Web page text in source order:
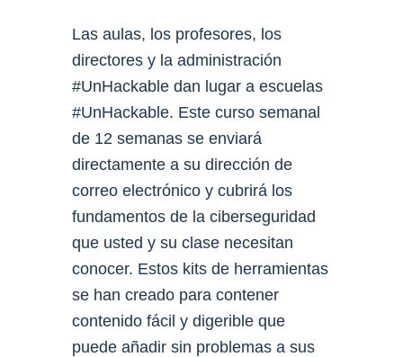
Las aulas, los profesores, los
directores y la administración
#UnHackable dan lugar a escuelas
#UnHackable. Este curso semanal
de 12 semanas se enviará
directamente a su dirección de
correo electrónico y cubrirá los
fundamentos de la ciberseguridad
que usted y su clase necesitan
conocer. Estos kits de herramientas
se han creado para contener
contenido fácil y digerible que
puede añadir sin problemas a sus